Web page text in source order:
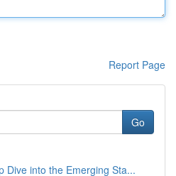
Report Page
Go
Dive into the Emerging Sta...